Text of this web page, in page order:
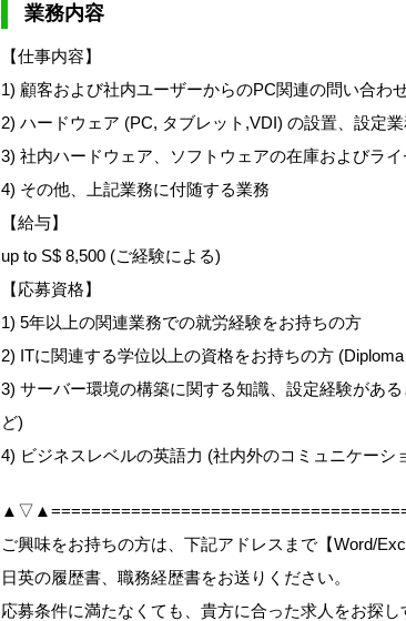
業務内容
【仕事内容】
1) 顧客および社内ユーザーからのPC関連の問い合わ
2) ハードウェア (PC, タブレット,VDI) の設置、設定業
3) 社内ハードウェア、ソフトウェアの在庫およびラ
4) その他、上記業務に付随する業務
【給与】
up to S$ 8,500 (ご経験による)
【応募資格】
1) 5年以上の関連業務での就労経験をお持ちの方
2) ITに関連する学位以上の資格をお持ちの方
3) サーバー環境の構築に関する知識、設定経験があ
ど)
4) ビジネスレベルの英語力 (社内外のコミュニケーシ
ご興味をお持ちの方は、下記アドレスまで【Word/
日英の履歴書、職務経歴書をお送りください。
応募条件に満たなくても、貴方に合った求人をお探し